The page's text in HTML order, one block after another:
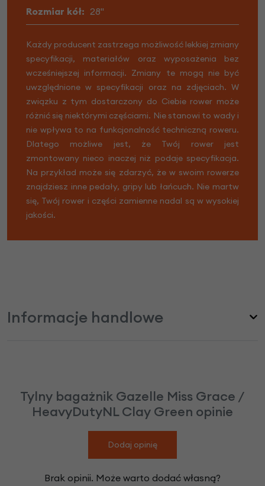
Rozmiar kół: 28"
Każdy producent zastrzega możliwość lekkiej zmiany
specyfikacji, materiałów oraz wyposażenia bez
wcześniejszej informacji. Zmiany te mogą nie być
uwzględnione w specyfikacji oraz na zdjęciach. W
związku z tym dostarczony do Ciebie rower może
różnić się niektórymi częściami. Nie stanowi to wady i
nie wpływa to na funkcjonalność techniczną roweru.
Dlatego możliwe jest, że Twój rower jest
zmontowany nieco inaczej niż podaje specyfikacja.
Na przykład może się zdarzyć, że w swoim rowerze
znajdziesz inne pedały, gripy lub łańcuch. Nie martw
się, Twój rower i części zamienne nadal są w wysokiej
jakości.
Informacje handlowe
Tylny bagażnik Gazelle Miss Grace /
HeavyDutyNL Clay Green opinie
Dodaj opinię
Brak opinii. Może warto dodać własną?